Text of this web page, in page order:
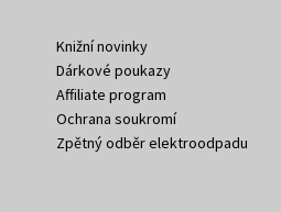
Knižní novinky
Dárkové poukazy
Affiliate program
Ochrana soukromí
Zpětný odběr elektroodpadu